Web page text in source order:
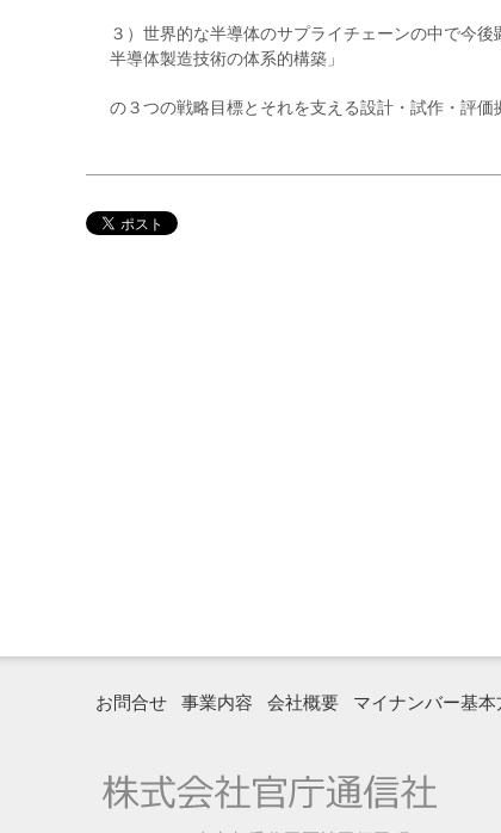
３）世界的な半導体のサプライチェーンの中で今
半導体製造技術の体系的構築」
の３つの戦略目標とそれを支える設計・試作・評価
お問合せ 事業内容 会社概要 マイナンバー基本